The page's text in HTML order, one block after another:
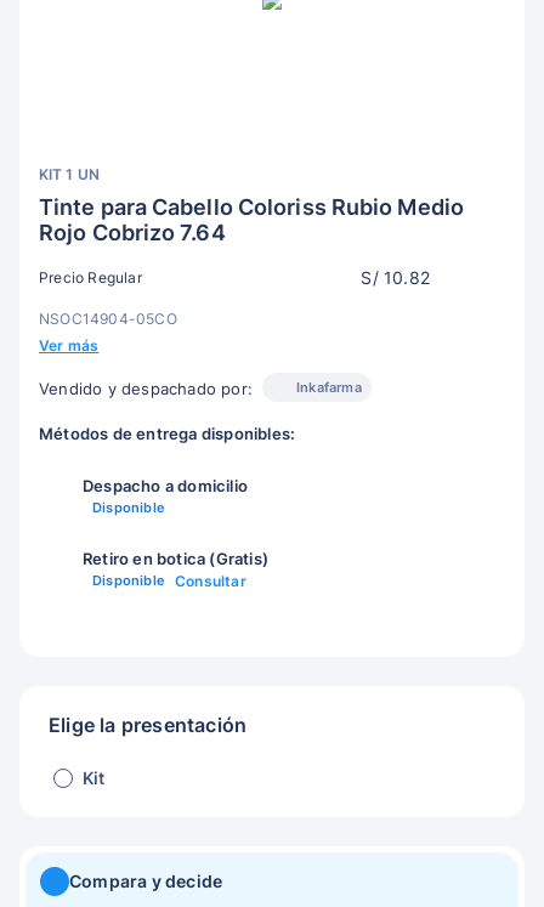
KIT 1 UN
Tinte para Cabello Coloriss Rubio Medio
Rojo Cobrizo 7.64
Precio Regular S/ 10.82
NSOC14904-05CO
Ver más
Vendido y despachado por: Inkafarma
Métodos de entrega disponibles:
Despacho a domicilio
Disponible
Retiro en botica (Gratis)
Disponible Consultar
Elige la presentación
Kit
Compara y decide